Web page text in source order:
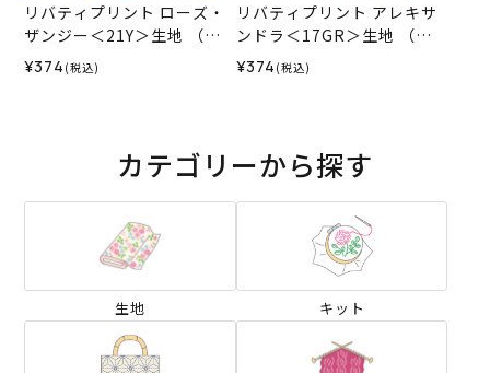
リバティプリント ローズ・
ザンジー＜21Y＞生地 （ホ
ビーラホビーレオリジナ
ル）2026SS
¥374 (税込)
リバティプリント アレキサ
ンドラ＜17GR＞生地 （ホ
ビーラホビーレオリジナ
ル）2026SS
¥374 (税込)
カテゴリーから探す
生地 キット